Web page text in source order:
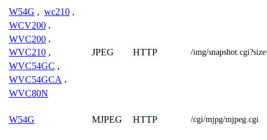
W54G , wc210 ,
WCV200 ,
WVC200 ,
WVC210 ,
WVC54GC ,
WVC54GCA ,
WVC80N
JPEG HTTP /img/
W54G MJPEG HTTP /cgi/mjpg/mjpeg.cgi